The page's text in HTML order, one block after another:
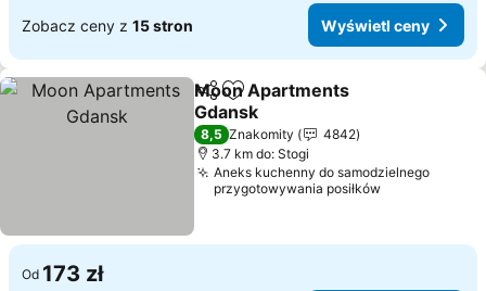
Zobacz ceny z 15 stron Wyświetl ceny
Udostępnij
Dodaj do ulubionych
Moon Apartments
Gdansk
Wyświetl ceny
8,5 Znakomity
4842
3.7 km do: Stogi
Aneks kuchenny do samodzielnego
przygotowywania posiłków
Od 173 zł